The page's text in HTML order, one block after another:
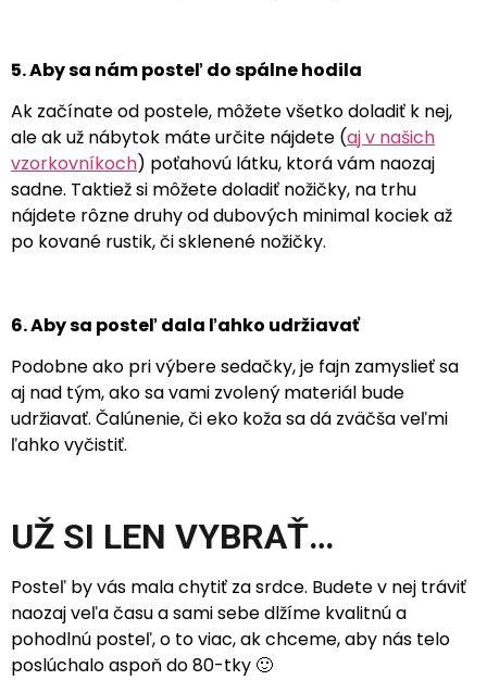
5. Aby sa nám posteľ do spálne hodila
Ak začínate od postele, môžete všetko doladiť k nej,
ale ak už nábytok máte určite nájdete (aj v našich
vzorkovníkoch) poťahovú látku, ktorá vám naozaj
sadne. Taktiež si môžete doladiť nožičky, na trhu
nájdete rôzne druhy od dubových minimal kociek až
po kované rustik, či sklenené nožičky.
6. Aby sa posteľ dala ľahko udržiavať
Podobne ako pri výbere sedačky, je fajn zamyslieť sa
aj nad tým, ako sa vami zvolený materiál bude
udržiavať. Čalúnenie, či eko koža sa dá zväčša veľmi
ľahko vyčistiť.
UŽ SI LEN VYBRAŤ…
Posteľ by vás mala chytiť za srdce. Budete v nej tráviť
naozaj veľa času a sami sebe dlžíme kvalitnú a
pohodlnú posteľ, o to viac, ak chceme, aby nás telo
poslúchalo aspoň do 80-tky 🙂